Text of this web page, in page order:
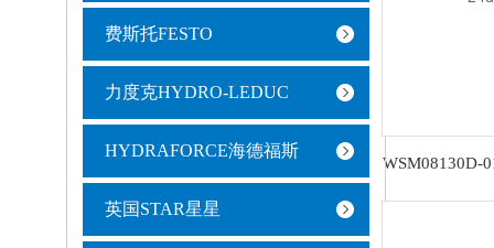
费斯托FESTO
力度克HYDRO-LEDUC
HYDRAFORCE海德福斯
英国STAR星星